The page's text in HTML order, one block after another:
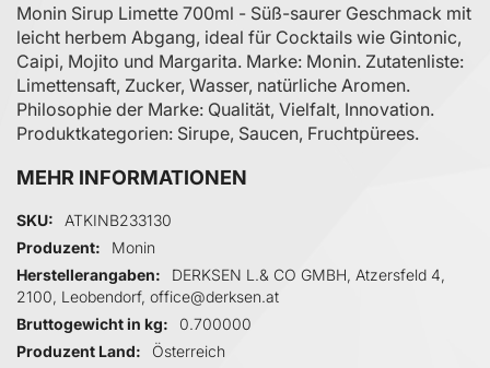
Monin Sirup Limette 700ml - Süß-saurer Geschmack mit
leicht herbem Abgang, ideal für Cocktails wie Gintonic,
Caipi, Mojito und Margarita. Marke: Monin. Zutatenliste:
Limettensaft, Zucker, Wasser, natürliche Aromen.
Philosophie der Marke: Qualität, Vielfalt, Innovation.
Produktkategorien: Sirupe, Saucen, Fruchtpürees.
MEHR INFORMATIONEN
Mehr Informationen
SKU
ATKINB233130
Produzent
Monin
Herstellerangaben
DERKSEN L.& CO GMBH, Atzersfeld 4,
2100, Leobendorf, office@derksen.at
Bruttogewicht in kg
0.700000
Produzent Land
Österreich